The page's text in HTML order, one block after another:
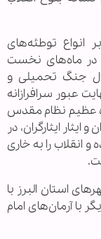
انواع توطئه‌های
در ماه‌های نخست
جنگ تحمیلی و
عبور سرافرازانه
عظیم نظام مقدس
ایثارگران، در
انقلاب را به خاری
استان البرز با
آرمان‌های امام